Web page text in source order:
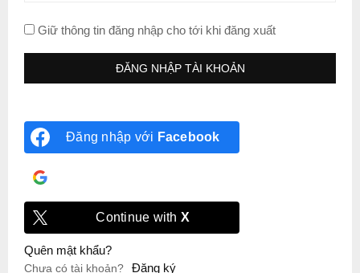
Giữ thông tin đăng nhập cho tới khi đăng xuất
Đăng nhập với Facebook
Continue with X
Quên mật khẩu?
Chưa có tài khoản? Đăng ký